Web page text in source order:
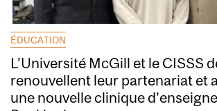
ÉDUCATION
L’Université McGill et le CISSS
renouvellent leur partenariat et
une nouvelle clinique